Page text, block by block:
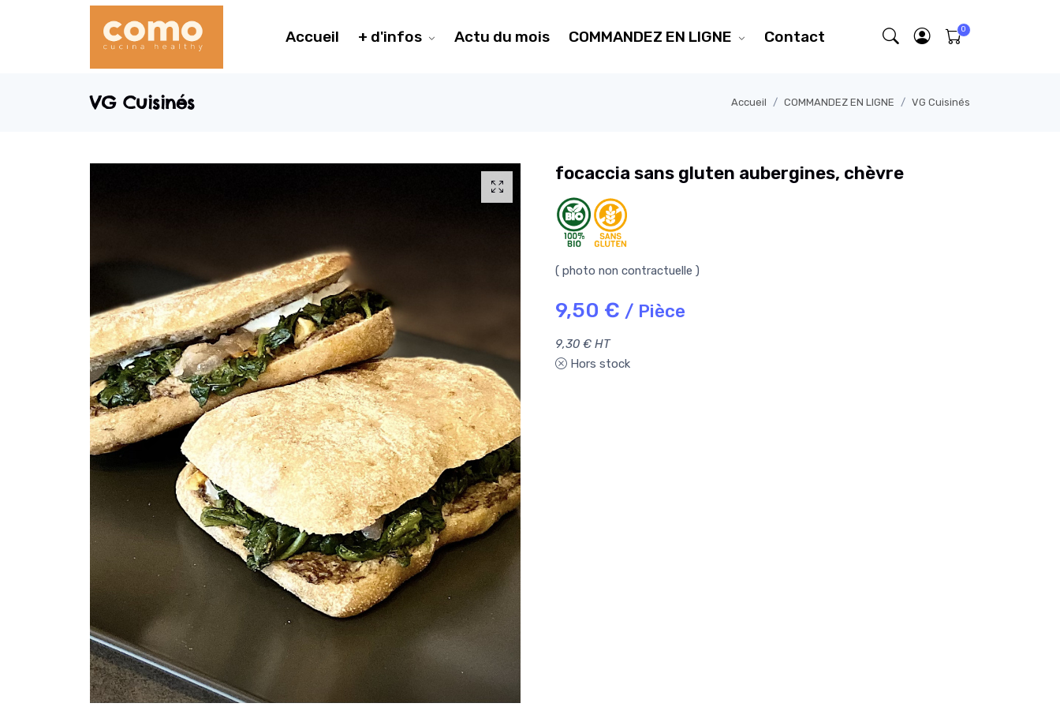
Accueil + d'infos Actu du mois COMMANDEZ EN LIGNE Contact
VG Cuisinés Accueil COMMANDEZ EN LIGNE VG Cuisinés
focaccia sans gluten aubergines, chèvre
( photo non contractuelle )
9,50 € / Pièce
9,30 € HT
Hors stock